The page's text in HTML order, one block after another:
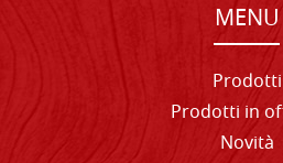
MENU
Prodotti
Prodotti in
Novità